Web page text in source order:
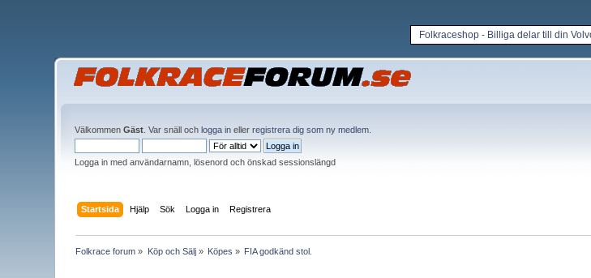
Folkraceshop - Billiga delar till din
VälkommenGäst . Var snäll ochlogga in ellerregistrera dig som ny medlem
Logga in med användarnamn, lösenord och önskad sessionslängd
Startsida Hjälp Sök Logga in Registrera
Folkrace forum » Köp och Sälj» Köpes » FIA godkänd stol.